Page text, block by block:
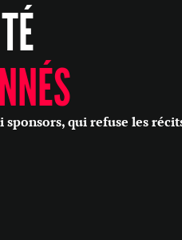
PHILOSOPHIE
SOCIÉTÉ
qui refuse les